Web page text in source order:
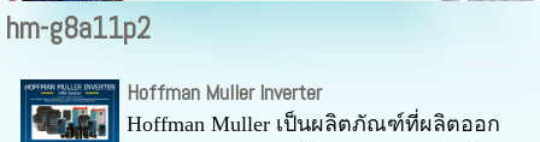
hm-g8a11p2
Hoffman Muller Inverter
Hoffman Muller เป็นผลิตภัณฑ์ที่ผลิตออก